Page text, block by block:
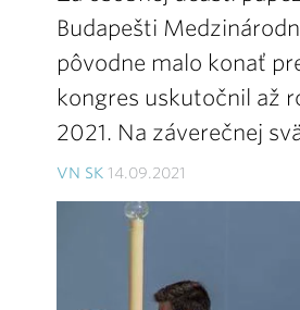
Budapešti
pôvodne malo konať
kongres uskutočnil až
2021. Na záverečnej
VN SK 14.09.2021